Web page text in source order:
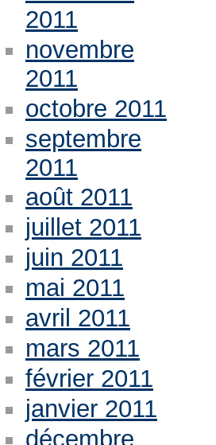
2011
novembre
2011
octobre 2011
septembre
2011
août 2011
juillet 2011
juin 2011
mai 2011
avril 2011
mars 2011
février 2011
janvier 2011
décembre